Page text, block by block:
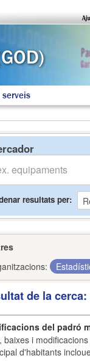
resultats per
de la
del padró
baixes i
d'habitants